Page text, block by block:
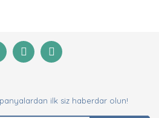
Yorum Yaz
teşekkür ederiz.
bilgiler bulunuyor.
bulunuyor.
ilk siz haberdar olun!